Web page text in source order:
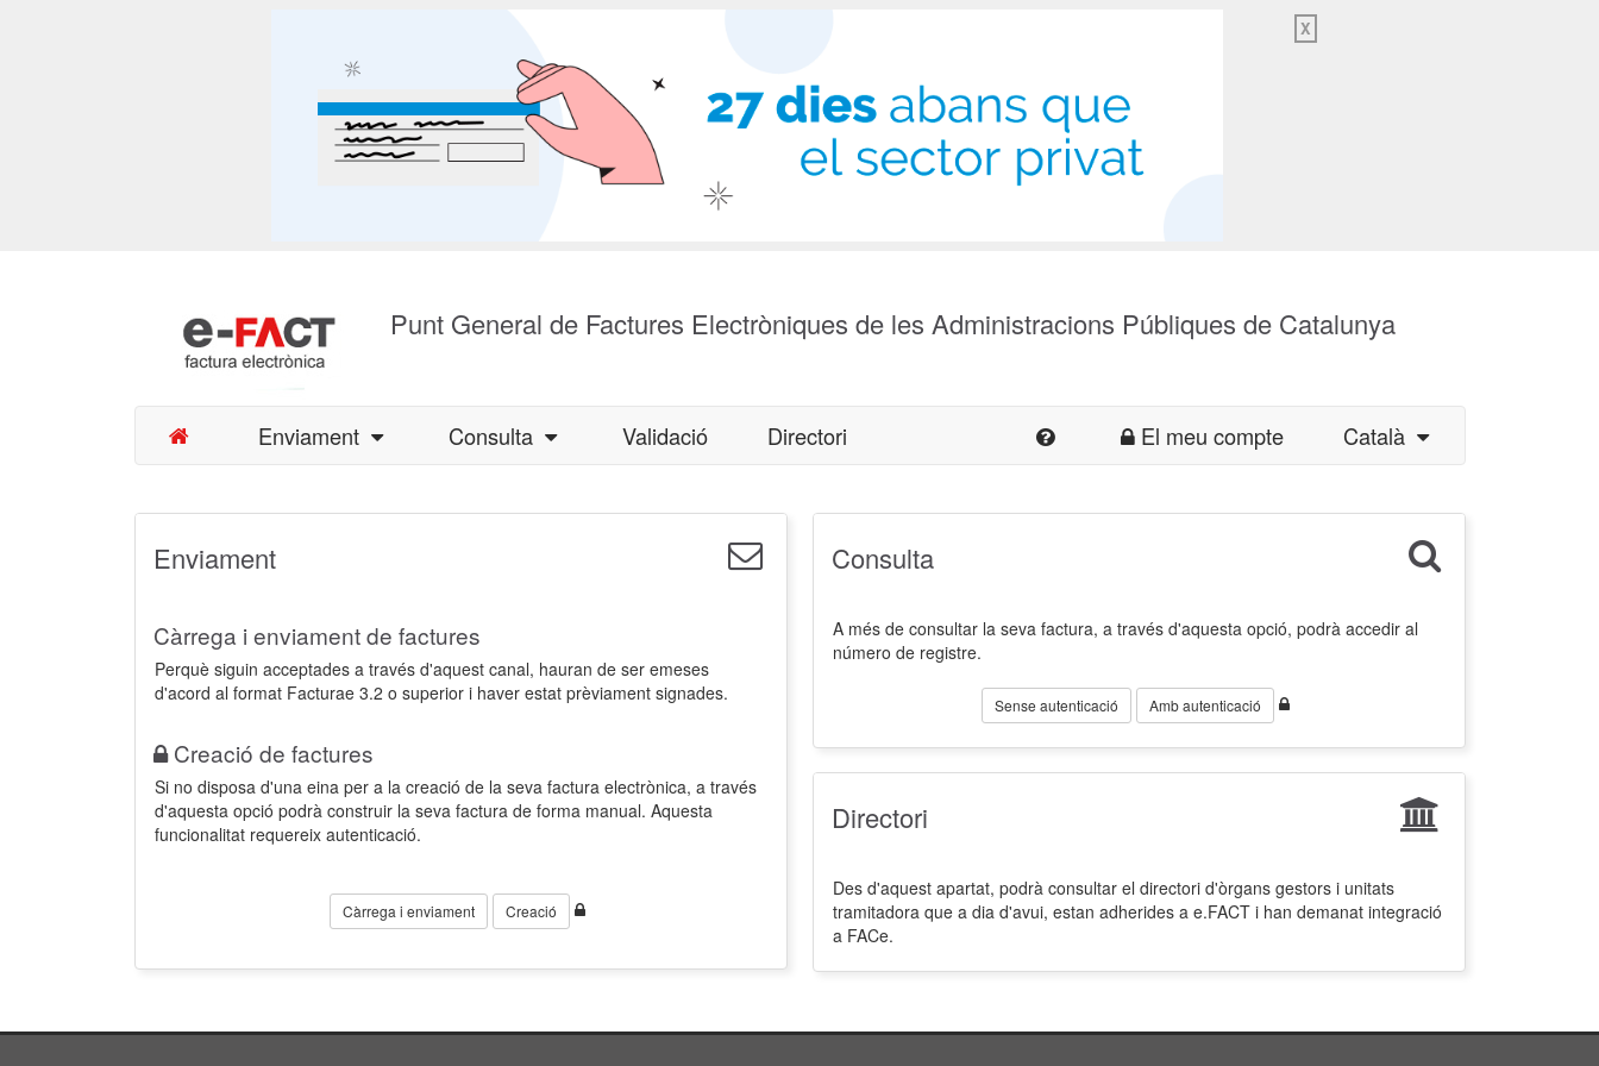
X
Punt General de Factures Electròniques de les Administracions Públiques de Catalunya
Enviament Consulta Validació Directori El meu compte Català
Enviament
Càrrega i enviament de factures
Perquè siguin acceptades a través d'aquest canal, hauran de ser emeses
d'acord al format Facturae 3.2 o superior i haver estat prèviament signades.
Creació de factures
Si no disposa d'una eina per a la creació de la seva factura electrònica, a través
d'aquesta opció podrà construir la seva factura de forma manual. Aquesta
funcionalitat requereix autenticació.
Càrrega i enviament Creació
Consulta
A més de consultar la seva factura, a través d'aquesta opció, podrà accedir al
número de registre.
Sense autenticació Amb autenticació
Directori
Des d'aquest apartat, podrà consultar el directori d'òrgans gestors i unitats
tramitadora que a dia d'avui, estan adherides a e.FACT i han demanat integració
a FACe.